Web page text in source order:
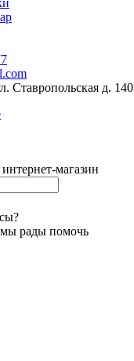
Ставропольская д. 140
магазин
рады помочь